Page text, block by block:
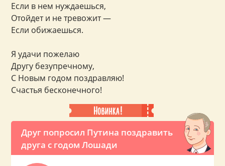
Друг попросил Путина поздравить
друга с годом Лошади
Если в нем нуждаешься,
Отойдет и не тревожит —
Если обижаешься.
Я удачи пожелаю
Другу безупречному,
С Новым годом поздравляю!
Счастья бесконечного!